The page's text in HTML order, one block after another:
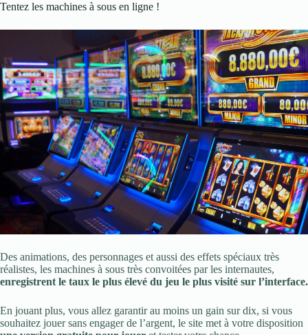
Tentez les machines à sous en ligne !
Des animations, des personnages et aussi des effets spéciaux très
réalistes, les machines à sous très convoitées par les internautes,
enregistrent le taux le plus élevé du jeu le plus visité sur l’interface.
En jouant plus, vous allez garantir au moins un gain sur dix, si vous
souhaitez jouer sans engager de l’argent, le site met à votre disposition